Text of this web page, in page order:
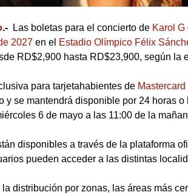
.- Las boletas para el concierto de Karol G
2027 en el Estadio Olímpico Félix
RD$2,900 hasta RD$23,900, según la
para tarjetahabientes de Mastercard
y se mantendrá disponible por 24 horas
6 de mayo a las 11:00 de la
disponibles a través de la plataforma
pueden acceder a las distintas
la distribución por zonas, las áreas más